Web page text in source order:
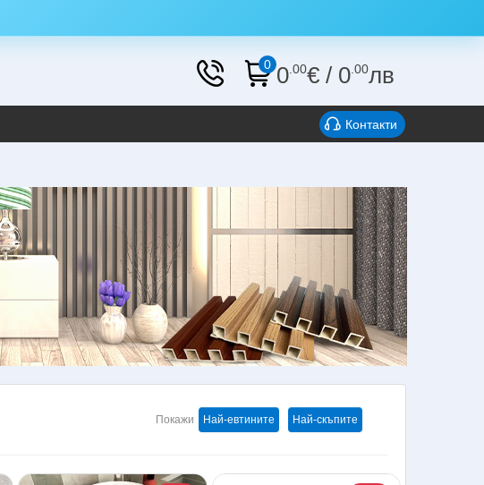
0 0.00€ / 0.00лв
Контакти
Покажи Най-евтините Най-скъпите